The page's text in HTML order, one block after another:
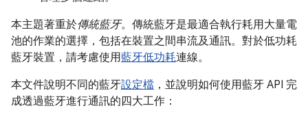
本主題著重於傳統藍牙。傳統藍牙是最適合執行耗用大量電
池的作業的選擇，包括在裝置之間串流及通訊。對於低功耗
藍牙裝置，請考慮使用藍牙低功耗連線。
本文件說明不同的藍牙設定檔 ，並說明如何使用藍牙 API 完
成透過藍牙進行通訊的四大工作：